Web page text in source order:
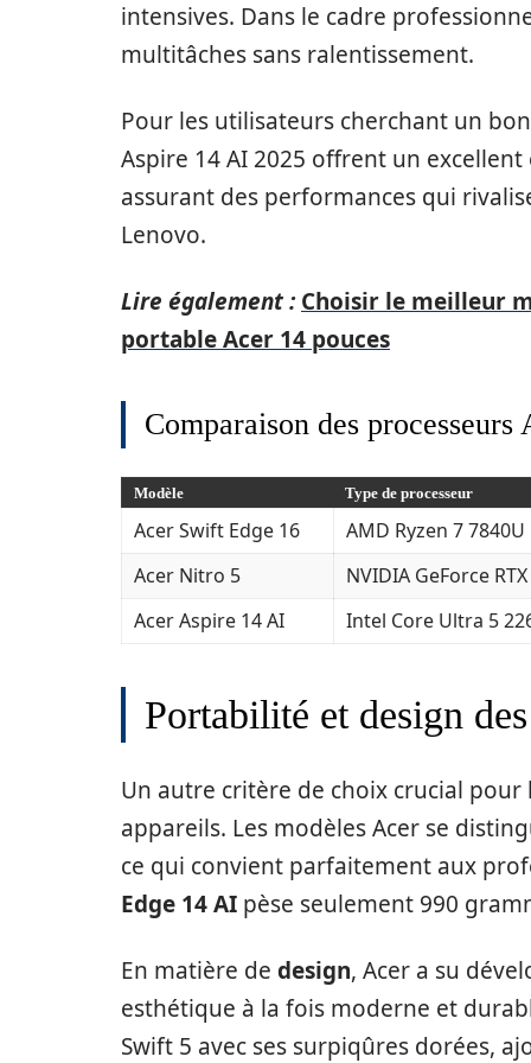
intensives. Dans le cadre
multitâches sans ralentissement.
Pour les utilisateurs cherchant un
Aspire 14 AI 2025 offrent un
assurant des performances qui
Lenovo.
Lire également : Choisir le meilleur
portable Acer 14 pouces
Comparaison des processeurs
Modèle Type de processeur
Acer Swift Edge 16
AMD Ryzen 7 7840U
Acer Nitro 5
NVIDIA GeForce
Acer Aspire 14 AI
Intel Core Ultra 5
Portabilité et design
Un autre critère de choix crucial
appareils. Les modèles Acer se
ce qui convient parfaitement aux
Edge 14 AI pèse seulement 990
En matière de design, Acer a su
esthétique à la fois moderne et
Swift 5 avec ses surpiqûres dorées,